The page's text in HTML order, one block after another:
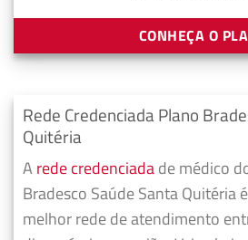
CONHEÇA O
Rede Credenciada Plano
Quitéria
A rede credenciadade médico
Bradesco Saúde Santa Quitéria
melhor rede de atendimento